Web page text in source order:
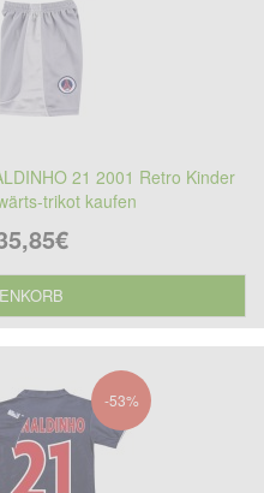
21 2001 Retro Kinder
trikot kaufen
-53%